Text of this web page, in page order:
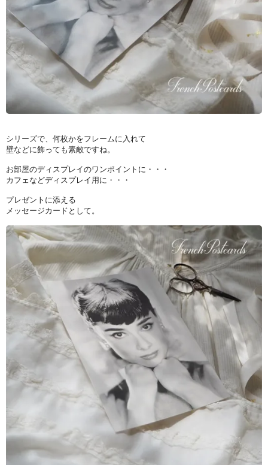
シリーズで、何枚かをフレームに入れて
壁などに飾っても素敵ですね。
お部屋のディスプレイのワンポイントに・・・
カフェなどディスプレイ用に・・・
プレゼントに添える
メッセージカードとして。